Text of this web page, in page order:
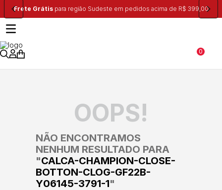
Frete Grátispara região Sudeste em pedidos acima de R$ 399,00
0
OOPS!
NÃO ENCONTRAMOS
NENHUM RESULTADO PARA
"CALCA-CHAMPION-CLOSE-
BOTTON-CLOG-GF22B-
Y06145-3791-1"